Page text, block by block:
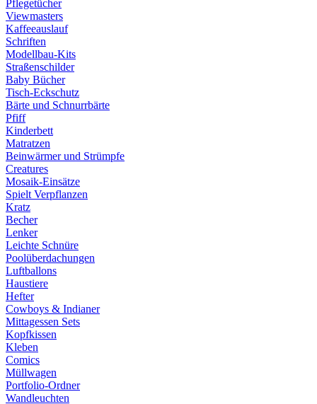
Pflegetücher
Viewmasters
Kaffeeauslauf
Schriften
Modellbau-Kits
Straßenschilder
Baby Bücher
Tisch-Eckschutz
Bärte und Schnurrbärte
Pfiff
Kinderbett
Matratzen
Beinwärmer und Strümpfe
Creatures
Mosaik-Einsätze
Spielt Verpflanzen
Kratz
Becher
Lenker
Leichte Schnüre
Poolüberdachungen
Luftballons
Haustiere
Hefter
Cowboys & Indianer
Mittagessen Sets
Kopfkissen
Kleben
Comics
Müllwagen
Portfolio-Ordner
Wandleuchten